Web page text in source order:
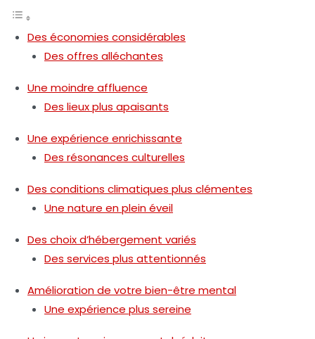
Des économies considérables
Des offres alléchantes
Une moindre affluence
Des lieux plus apaisants
Une expérience enrichissante
Des résonances culturelles
Des conditions climatiques plus clémentes
Une nature en plein éveil
Des choix d’hébergement variés
Des services plus attentionnés
Amélioration de votre bien-être mental
Une expérience plus sereine